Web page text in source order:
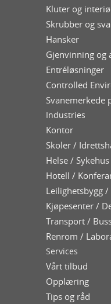
Kluter og
Skrubber og
Hansker
Gjenvinning og
Entréløsninger
Controlled
Svanemerkede
Industries
Kontor
Skoler /
Helse /
Hotell /
Leilighetsbygg
Kjøpesenter /
Transport /
Renrom /
Services
Vårt tilbud
Opplæring
Tips og råd